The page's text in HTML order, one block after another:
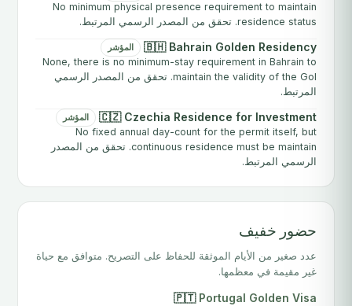
No minimum physical presence requirement to maintain
residence status. تحقق من المصدر الرسمي المرتبط.
🇧🇭 Bahrain Golden Residency المؤشر
None, there is no minimum-stay requirement in Bahrain to
maintain the validity of the Gol. تحقق من المصدر الرسمي
المرتبط.
🇨🇿 Czechia Residence for Investment المؤشر
No fixed annual day-count for the permit itself, but
continuous residence must be maintain. تحقق من المصدر
الرسمي المرتبط.
حضور خفيف
عدد صغير من الأيام الموثقة للحفاظ على التصريح. متوافق مع حياة
غير مقيمة في معظمها.
🇵🇹 Portugal Golden Visa